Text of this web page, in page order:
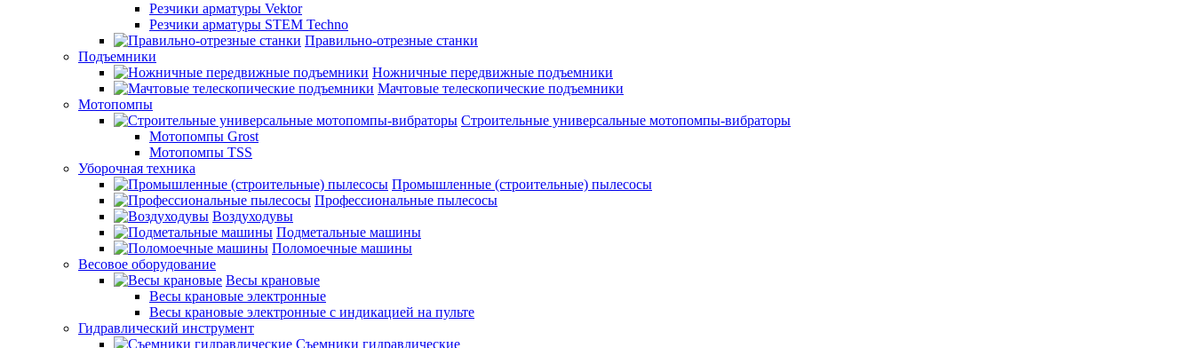
Резчики арматуры Vektor
Резчики арматуры STEM Techno
Правильно-отрезные станки
Подъемники
Ножничные передвижные подъемники
Мачтовые телескопические подъемники
Мотопомпы
Строительные универсальные мотопомпы-вибраторы
Мотопомпы Grost
Мотопомпы TSS
Уборочная техника
Промышленные (строительные) пылесосы
Профессиональные пылесосы
Воздуходувы
Подметальные машины
Поломоечные машины
Весовое оборудование
Весы крановые
Весы крановые электронные
Весы крановые электронные с индикацией на пульте
Гидравлический инструмент
Съемники гидравлические